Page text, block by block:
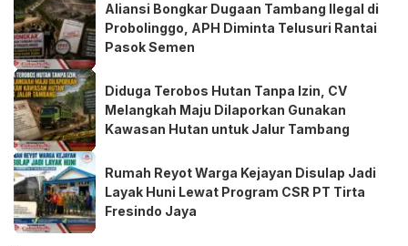
Aliansi Bongkar Dugaan Tambang Ilegal di
Probolinggo, APH Diminta Telusuri Rantai
Pasok Semen
Diduga Terobos Hutan Tanpa Izin, CV
Melangkah Maju Dilaporkan Gunakan
Kawasan Hutan untuk Jalur Tambang
Rumah Reyot Warga Kejayan Disulap Jadi
Layak Huni Lewat Program CSR PT Tirta
Fresindo Jaya